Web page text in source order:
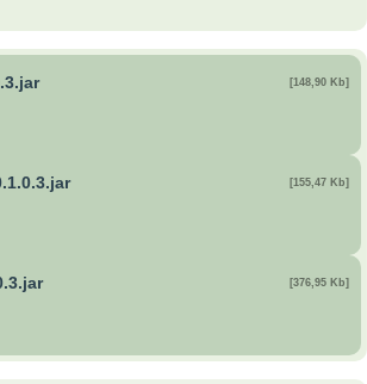
[148,90 Kb]
[155,47 Kb]
[376,95 Kb]